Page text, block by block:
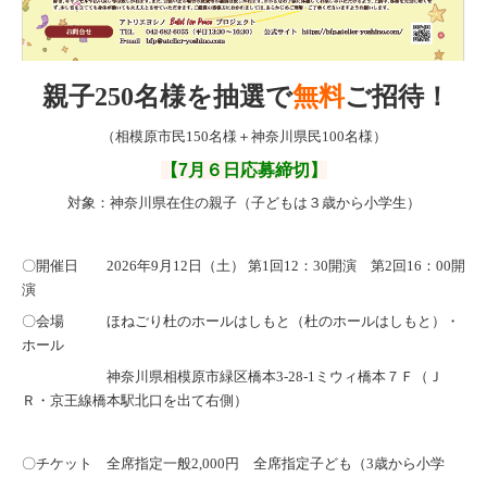
親子250名様を抽選で無料ご招待！
（相模原市民150名様＋神奈川県民100名様）
【7月６日応募締切】
対象：神奈川県在住の親子（子どもは３歳から小学生）
〇開催日 2026年9月12日（土） 第1回12：30開演 第2回16：00開
演
〇会場 ほねごり杜のホールはしもと（杜のホールはしもと）・
ホール
神奈川県相模原市緑区橋本3-28-1ミウィ橋本７Ｆ（Ｊ
Ｒ・京王線橋本駅北口を出て右側）
〇チケット 全席指定一般2,000円 全席指定子ども（3歳から小学